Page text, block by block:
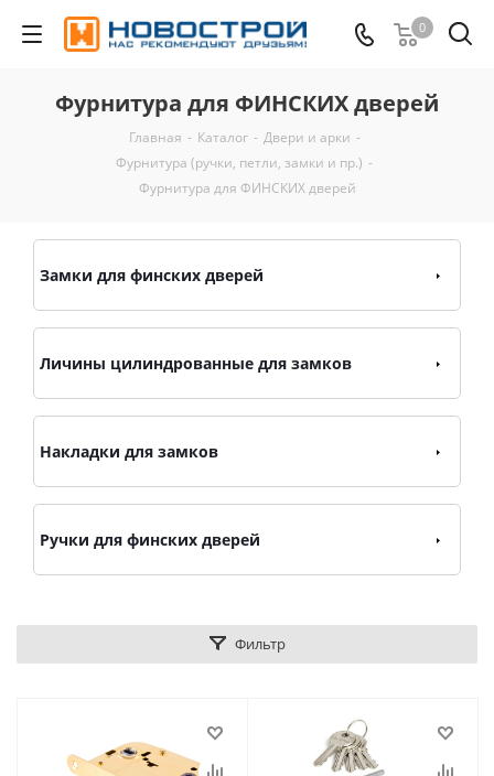
0
Фурнитура для ФИНСКИХ дверей
Главная - Каталог - Двери и арки -
Фурнитура (ручки, петли, замки и пр.) -
Фурнитура для ФИНСКИХ дверей
Замки для финских дверей
Личины цилиндрованные для замков
Накладки для замков
Ручки для финских дверей
Фильтр